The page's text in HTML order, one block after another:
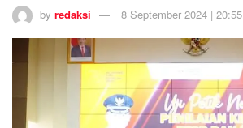
by redaksi 8 September 2024 | 20:55